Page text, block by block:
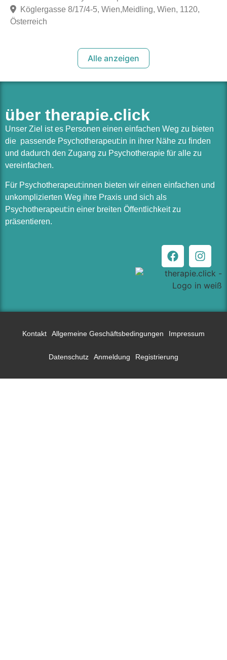
Köglergasse 8/17/4-5, Wien,Meidling, Wien, 1120,
Österreich
Alle anzeigen
über therapie.click
Unser Ziel ist es Personen einen einfachen Weg zu bieten
die passende Psychotherapeut:in in ihrer Nähe zu finden
und dadurch den Zugang zu Psychotherapie für alle zu
vereinfachen.
Für Psychotherapeut:innen bieten wir einen einfachen und
unkomplizierten Weg ihre Praxis und sich als
Psychotherapeut:in einer breiten Öffentlichkeit zu
präsentieren.
Kontakt Allgemeine Geschäftsbedingungen Impressum
Datenschutz Anmeldung Registrierung